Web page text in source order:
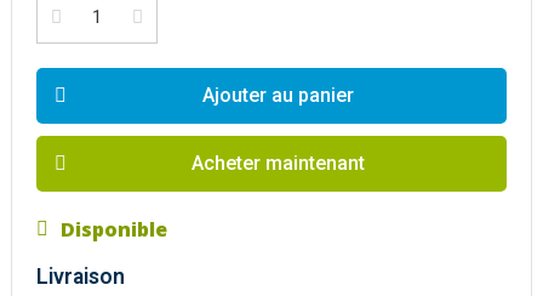
Ajouter au panier
Acheter maintenant
Disponible
Livraison